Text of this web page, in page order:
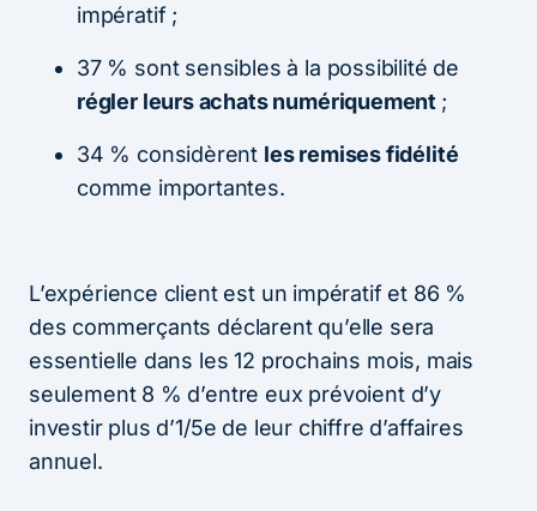
impératif ;
37 % sont sensibles à la possibilité de
régler leurs achats numériquement ;
34 % considèrent les remises fidélité
comme importantes.
L’expérience client est un impératif et 86 %
des commerçants déclarent qu’elle sera
essentielle dans les 12 prochains mois, mais
seulement 8 % d’entre eux prévoient d’y
investir plus d’1/5e de leur chiffre d’affaires
annuel.